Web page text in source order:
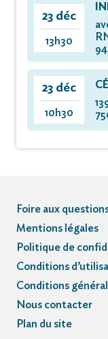
23 déc
13h30
23 déc
10h30
Foire aux
Mentions légales
Politique de
Conditions
Conditions
Nous contacter
Plan du site